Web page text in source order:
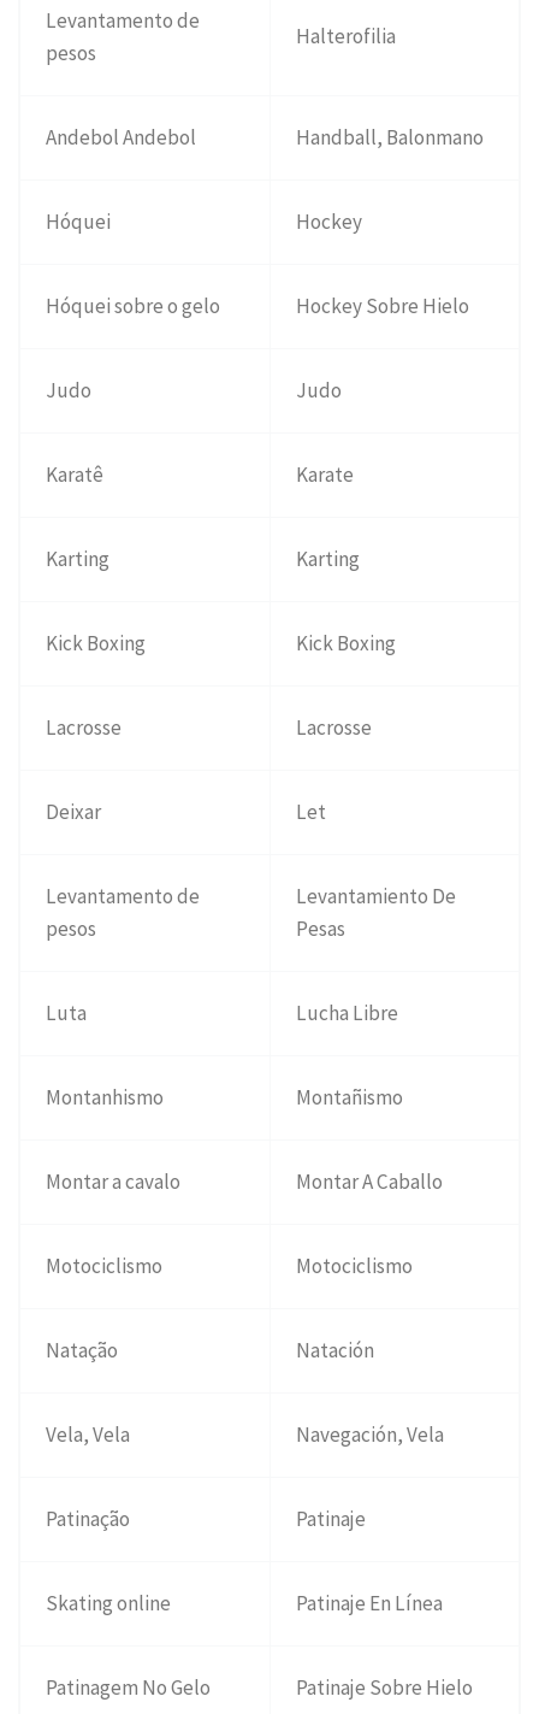
Levantamento de
pesos
Halterofilia
Andebol Andebol Handball, Balonmano
Hóquei Hockey
Hóquei sobre o gelo Hockey Sobre Hielo
Judo Judo
Karatê Karate
Karting Karting
Kick Boxing Kick Boxing
Lacrosse Lacrosse
Deixar Let
Levantamento de
pesos
Levantamiento De
Pesas
Luta Lucha Libre
Montanhismo Montañismo
Montar a cavalo Montar A Caballo
Motociclismo Motociclismo
Natação Natación
Vela, Vela Navegación, Vela
Patinação Patinaje
Skating online Patinaje En Línea
Patinagem No Gelo Patinaje Sobre Hielo